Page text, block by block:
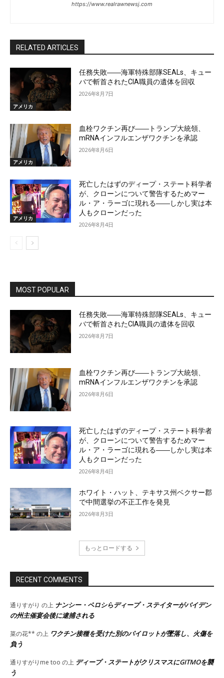
https://www.realrawnewsj.com
RELATED ARTICLES
アメリカ
任務失敗――海軍特殊部隊SEALs、キュー
バで斬首されたCIA職員の遺体を回収
2026年8月7日
アメリカ
血栓ワクチン再び――トランプ大統領、
mRNAインフルエンザワクチンを承認
2026年8月6日
アメリカ
死亡したはずのディープ・ステート科学者
が、クローンについて警告するためマー
ル・ア・ラーゴに現れる――しかし実は本
人もクローンだった
2026年8月4日
MOST POPULAR
任務失敗――海軍特殊部隊SEALs、キュー
バで斬首されたCIA職員の遺体を回収
2026年8月7日
血栓ワクチン再び――トランプ大統領、
mRNAインフルエンザワクチンを承認
2026年8月6日
死亡したはずのディープ・ステート科学者
が、クローンについて警告するためマー
ル・ア・ラーゴに現れる――しかし実は本
人もクローンだった
2026年8月4日
ホワイト・ハット、テキサス州ベクサー郡
で中間選挙の不正工作を発見
2026年8月3日
もっとロードする
RECENT COMMENTS
通りすがり の上 ナンシー・ペロシらディープ・ステイターがバイデン
の州主催宴会後に逮捕される
菜の花** の上 ワクチン接種を受けた別のパイロットが墜落し、火傷を
負う
通りすがりme too の上 ディープ・ステートがクリスマスにGITMOを襲
う